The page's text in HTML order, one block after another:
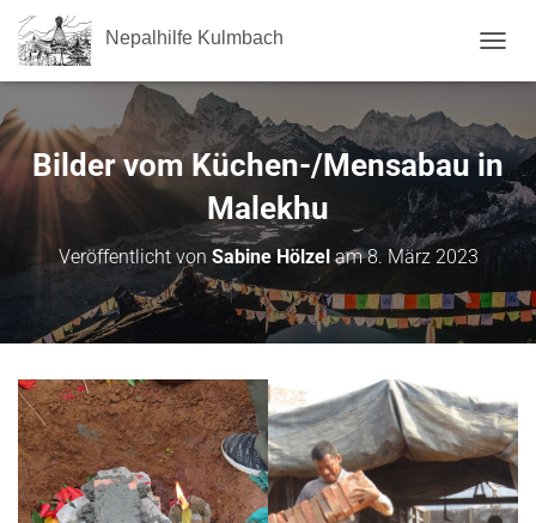
Nepalhilfe Kulmbach
Bilder vom Küchen-/Mensabau in
Malekhu
Veröffentlicht von Sabine Hölzelam8. März 2023